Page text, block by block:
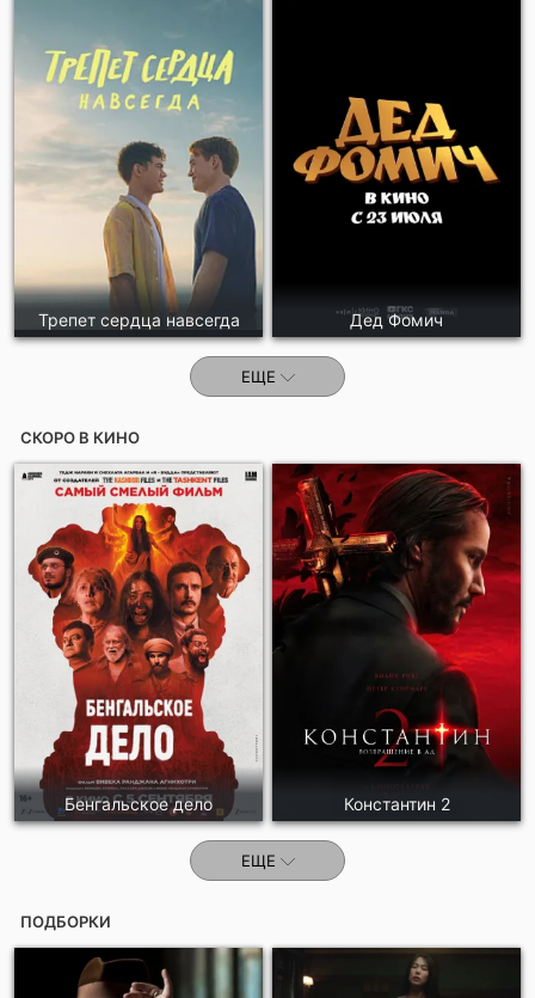
Трепет сердца навсегда Дед Фомич
ЕЩЕ
СКОРО В КИНО
Бенгальское дело Константин 2
ЕЩЕ
ПОДБОРКИ